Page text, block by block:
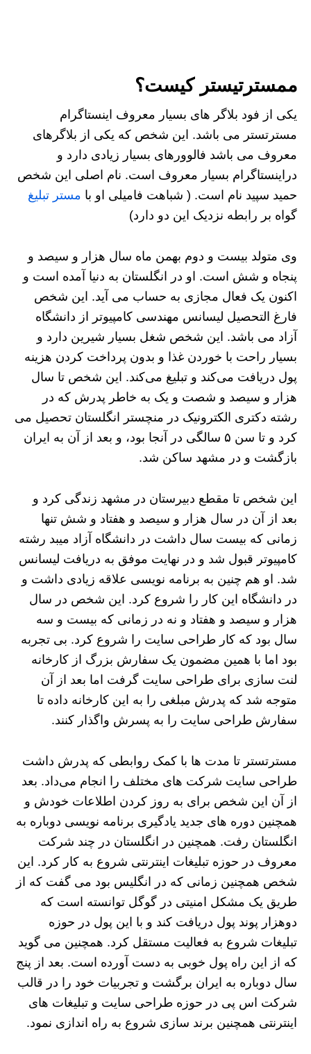
ممسترتیستر کیست؟
یکی از فود بلاگر های بسیار معروف اینستاگرام
مسترتستر می باشد. این شخص که یکی از بلاگرهای
معروف می باشد فالوورهای بسیار زیادی دارد و
دراینستاگرام بسیار معروف است. نام اصلی این شخص
حمید سپید نام است. ( شباهت فامیلی او با مستر تبلیغ
گواه بر رابطه نزدیک این دو دارد)
وی متولد بیست و دوم بهمن ماه سال هزار و سیصد و
پنجاه و شش است. او در انگلستان به دنیا آمده است و
اکنون یک فعال مجازی به حساب می آید. این شخص
فارغ التحصیل لیسانس مهندسی کامپیوتر از دانشگاه
آزاد می باشد. این شخص شغل بسیار شیرین دارد و
بسیار راحت با خوردن غذا و بدون پرداخت کردن هزینه
پول دریافت می‌کند و تبلیغ می‌کند. این شخص تا سال
هزار و سیصد و شصت و یک به خاطر پدرش که در
رشته دکتری الکترونیک در منچستر انگلستان تحصیل می
کرد و تا سن ۵ سالگی در آنجا بود، و بعد از آن به ایران
بازگشت و در مشهد ساکن شد.
این شخص تا مقطع دبیرستان در مشهد زندگی کرد و
بعد از آن در سال هزار و سیصد و هفتاد و شش تنها
زمانی که بیست سال داشت در دانشگاه آزاد میبد رشته
کامپیوتر قبول شد و در نهایت موفق به دریافت لیسانس
شد. او هم چنین به برنامه نویسی علاقه زیادی داشت و
در دانشگاه این کار را شروع کرد. این شخص در سال
هزار و سیصد و هفتاد و نه در زمانی که بیست و سه
سال بود که کار طراحی سایت را شروع کرد. بی تجربه
بود اما با همین مضمون یک سفارش بزرگ از کارخانه
لنت سازی برای طراحی سایت گرفت اما بعد از آن
متوجه شد که پدرش مبلغی را به این کارخانه داده تا
سفارش طراحی سایت را به پسرش واگذار کنند.
مسترتستر تا مدت ها با کمک روابطی که پدرش داشت
طراحی سایت شرکت های مختلف را انجام می‌داد. بعد
از آن این شخص برای به روز کردن اطلاعات خودش و
همچنین دوره های جدید یادگیری برنامه نویسی دوباره به
انگلستان رفت. همچنین در انگلستان در چند شرکت
معروف در حوزه تبلیغات اینترنتی شروع به کار کرد. این
شخص همچنین زمانی که در انگلیس بود می گفت که از
طریق یک مشکل امنیتی در گوگل توانسته است که
دوهزار پوند پول دریافت کند و با این پول در حوزه
تبلیغات شروع به فعالیت مستقل کرد. همچنین می گوید
که از این راه پول خوبی به دست آورده است. بعد از پنج
سال دوباره به ایران برگشت و تجربیات خود را در قالب
شرکت اس پی در حوزه طراحی سایت و تبلیغات های
اینترنتی همچنین برند سازی شروع به راه اندازی نمود.